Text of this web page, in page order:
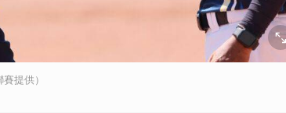
提供）